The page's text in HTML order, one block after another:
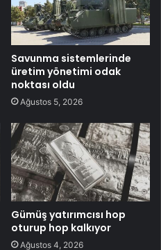
Savunma sistemlerinde
üretim yönetimi odak
noktası oldu
Ağustos 5, 2026
Gümüş yatırımcısı hop
oturup hop kalkıyor
Ağustos 4, 2026